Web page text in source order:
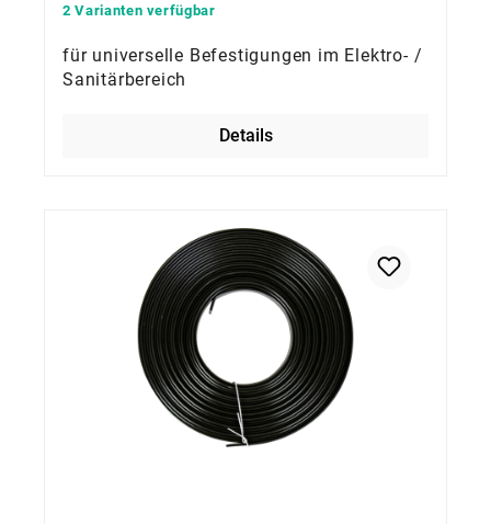
2 Varianten verfügbar
für universelle Befestigungen im Elektro- /
Sanitärbereich
Details